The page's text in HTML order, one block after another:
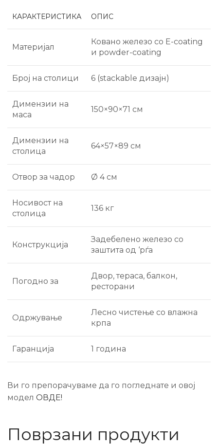
КАРАКТЕРИСТИКА ОПИС
Материјал
Ковано железо со E-coating
и powder-coating
Број на столици 6 (stackable дизајн)
Димензии на
маса
150×90×71 см
Димензии на
столица
64×57×89 см
Отвор за чадор Ø 4 см
Носивост на
столица
136 кг
Конструкција
Задебелено железо со
заштита од ‘рѓа
Погодно за
Двор, тераса, балкон,
ресторани
Одржување
Лесно чистење со влажна
крпа
Гаранција 1 година
Ви го препорачуваме да го погледнате и овој
модел ОВДЕ!
Поврзани продукти